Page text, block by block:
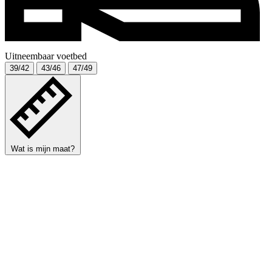
Uitneembaar voetbed
39/42 43/46 47/49
Wat is mijn maat?